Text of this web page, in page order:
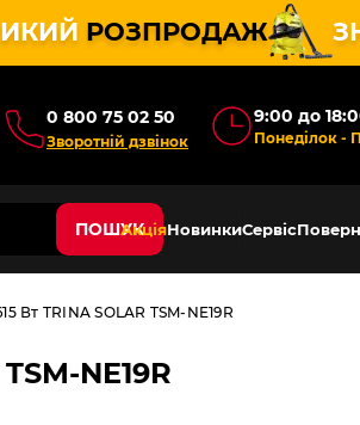
РОЗПРОДАЖ
0 800 75 02 50
Зворотній дзвінок
9:00 до
Понеділок -
ПОШУКАкціяНовинкиСервіс
Вт TRINA SOLAR TSM-NE19R
NE19R